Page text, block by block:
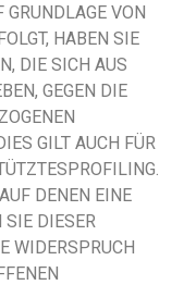
GRUNDLAGE VON
HABEN SIE
DIE SICH AUS
GEGEN DIE
GILT AUCH FÜR
DENEN EINE
SIE DIESER
WIDERSPRUCH